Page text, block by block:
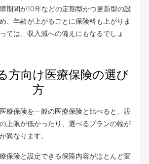
期間が10年などの定期型かつ更新型の設
、年齢が上がるごとに保険料も上がりま
ては、収入減への備えにもなるでしょ
方向け医療保険の選び
方
療保険を一般の医療保険と比べると、設
上限が低かったり、選べるプランの幅が
異なります。
保険と設定できる保障内容がほとんど変